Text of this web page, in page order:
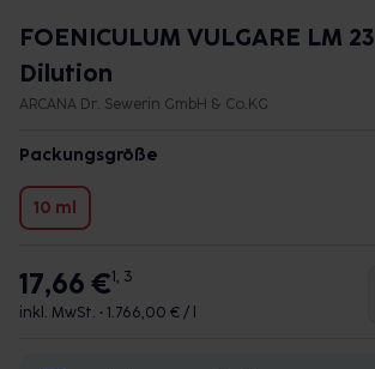
FOENICULUM VULGARE LM 23
Dilution
ARCANA Dr. Sewerin GmbH & Co.KG
Packungsgröße
10 ml
17,66 €1, 3
inkl. MwSt. • 1.766,00 € / l